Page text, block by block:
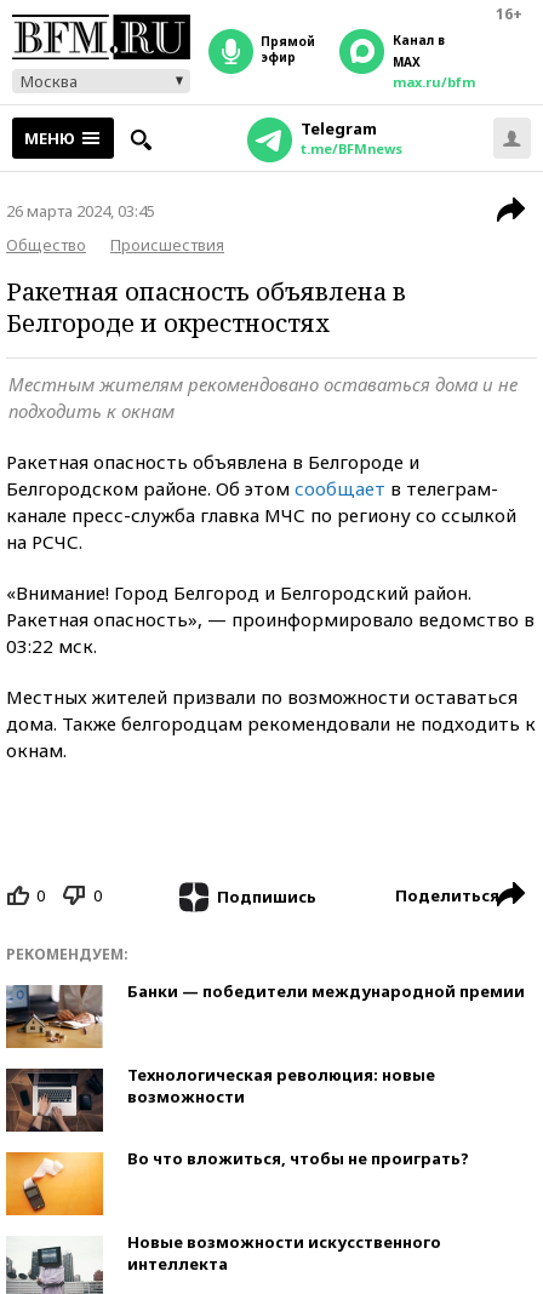
16+
Москва
прямой
эфир
Канал в
MAX
max.ru/bfm
МЕНЮ Telegram
t.me/BFMnews
26 марта 2024, 03:45
Общество
Происшествия
Ракетная опасность объявлена в
Белгороде и окрестностях
Местным жителям рекомендовано оставаться дома и не
подходить к окнам
Ракетная опасность объявлена в Белгороде и
Белгородском районе. Об этом сообщает в телеграм-
канале пресс-служба главка МЧС по региону со ссылкой
на РСЧС.
«Внимание! Город Белгород и Белгородский район.
Ракетная опасность», — проинформировало ведомство в
03:22 мск.
Местных жителей призвали по возможности оставаться
дома. Также белгородцам рекомендовали не подходить к
окнам.
0 0 Подпишись Поделиться
РЕКОМЕНДУЕМ:
Банки — победители международной премии
Технологическая революция: новые
возможности
Во что вложиться, чтобы не проиграть?
Новые возможности искусственного
интеллекта